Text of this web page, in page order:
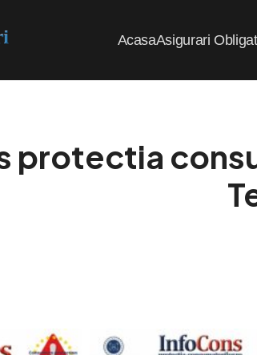
AcasaAsigurari
protectia